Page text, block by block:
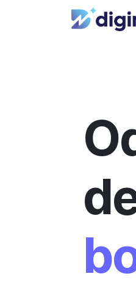
Overslaan naar inhoud